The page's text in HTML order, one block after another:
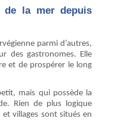
la mer depuis
parmi d’autres,
des gastronomes. Elle
et de prospérer le long
mais qui possède la
Rien de plus logique
villages sont situés en